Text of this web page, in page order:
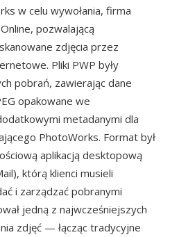
w celu wywołania, firma
pozwalającą
zdjęcia przez
Pliki PWP były
pobrań, zawierając dane
opakowane we
metadanymi dla
PhotoWorks. Format był
aplikacją desktopową
którą klienci musieli
i zarządzać pobranymi
jedną z najwcześniejszych
zdjęć — łącząc tradycyjne